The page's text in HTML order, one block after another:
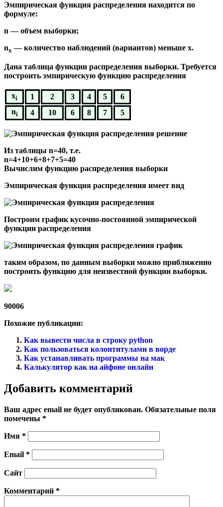
Эмпирическая функция распределения находится по
формуле:
n — объем выборки;
nx — количество наблюдений (вариантов) меньше x.
Дана таблица функции распределения выборки. Требуется
построить эмпирическую функцию распределения
xi 1 2 3 4 5
6
ni 4 10 6 8 7 5
Из таблицы n=40, т.е.
n=4+10+6+8+7+5=40
Вычислим функцию распределения выборки
Эмпирическая функция распределения имеет вид
Построим график кусочно-постоянной эмпирической
функции распределения
таким образом, по данным выборки можно приближенно
построить функцию для неизвестной функции выборки.
90006
Похожие публикации:
Как вывести числа в строку python
Как пользоваться колонтитулами в ворде
Как устанавливать программы на мак
Калькулятор как на айфоне онлайн
Добавить комментарий
Ваш адрес email не будет опубликован. Обязательные поля
помечены *
Имя *
Email *
Сайт
Комментарий *